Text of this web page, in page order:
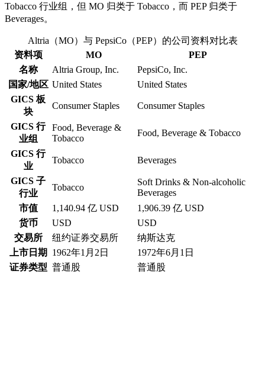
Tobacco 行业组，但 MO 归类于 Tobacco，而 PEP 归类于
Beverages。
Altria（MO）与 PepsiCo（PEP）的公司资料对比表
资料项
MO
PEP
名称
Altria Group, Inc.
PepsiCo, Inc.
国家/地区 United States
United States
GICS 板
块
Consumer Staples Consumer Staples
GICS 行
业组
Food, Beverage &
Tobacco
Food, Beverage & Tobacco
GICS 行
业
Tobacco Beverages
GICS 子
行业
Tobacco
Soft Drinks & Non-alcoholic
Beverages
市值
1,140.94 亿 USD
1,906.39 亿 USD
货币
USD
USD
交易所
纽约证券交易所
纳斯达克
上市日期
1962年1月2日
1972年6月1日
证券类型 普通股 普通股